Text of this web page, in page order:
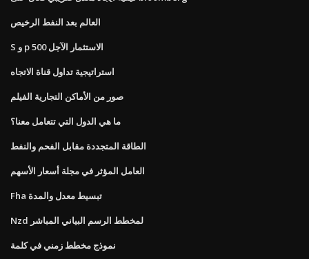
العالم بعد النفط الرخيص
S و p 500 الاستثمار الآجل
استراتيجية تداول قناة الاتجاه
صور من الأماكن التجارية الفيلم
ما هي الدول التي تتعامل معنا؟
الطاقة المتجددة مقابل الفحم والنفط
العامل المؤثر في مجلة أسعار الأسهم
Fha تبسيط معدل والمدة
Nzd لمخطط الرسم البياني المباشر
نموذج مخطط زمني في كلمة